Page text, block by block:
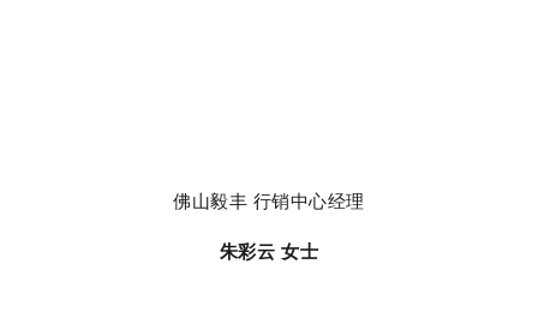
佛山毅丰 行销中心经理
朱彩云 女士